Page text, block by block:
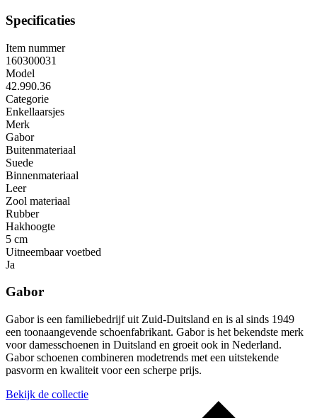
Specificaties
Item nummer
160300031
Model
42.990.36
Categorie
Enkellaarsjes
Merk
Gabor
Buitenmateriaal
Suede
Binnenmateriaal
Leer
Zool materiaal
Rubber
Hakhoogte
5 cm
Uitneembaar voetbed
Ja
Gabor
Gabor is een familiebedrijf uit Zuid-Duitsland en is al sinds 1949
een toonaangevende schoenfabrikant. Gabor is het bekendste merk
voor damesschoenen in Duitsland en groeit ook in Nederland.
Gabor schoenen combineren modetrends met een uitstekende
pasvorm en kwaliteit voor een scherpe prijs.
Bekijk de collectie